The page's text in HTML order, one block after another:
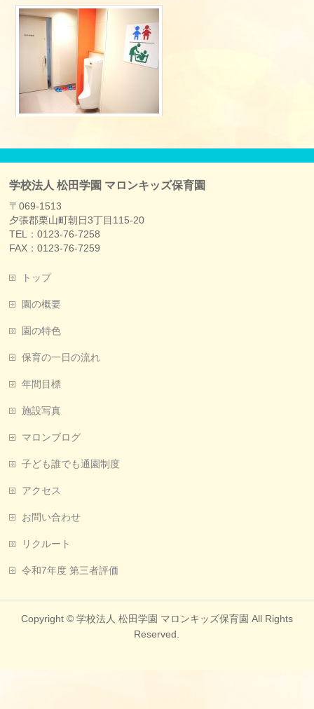
学校法人 松田学園 マロンキッズ保育園
〒069-1513
夕張郡栗山町朝日3丁目115-20
TEL：0123-76-7258
FAX：0123-76-7259
トップ
園の概要
園の特色
保育の一日の流れ
年間目標
施設写真
マロンブログ
子ども誰でも通園制度
アクセス
お問い合わせ
リクルート
令和7年度 第三者評価
Copyright © 学校法人 松田学園 マロンキッズ保育園 All Rights
Reserved.